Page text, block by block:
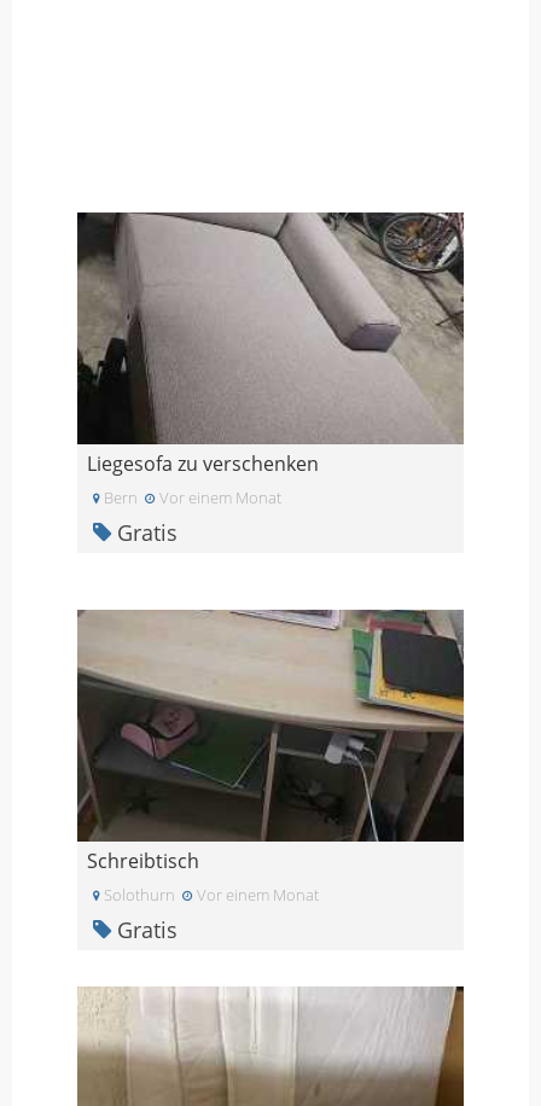
Liegesofa zu verschenken
Bern Vor einem Monat
Gratis
Schreibtisch
Solothurn Vor einem Monat
Gratis